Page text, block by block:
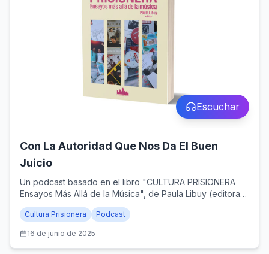
Escuchar
Con La Autoridad Que Nos Da El Buen
Juicio
Un podcast basado en el libro "CULTURA PRISIONERA
Ensayos Más Allá de la Música", de Paula Libuy (editora),
y publicado por Santiago Ander Editorial (Santiago de
Chile, 2024)
Cultura Prisionera Podcast
16 de junio de 2025